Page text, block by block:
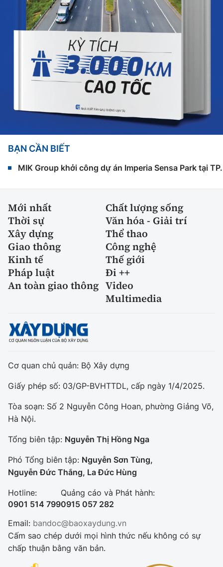
BẠN CẦN BIẾT
MIK Group khởi công dự án Imperia Sensa Park tại
Mới nhất
Chất lượng sống
Thời sự
Văn hóa - Giải trí
Xây dựng
Thể thao
Giao thông
Công nghệ
Kinh tế
Thế giới
Pháp luật
Đi ++
An toàn giao thông Video
Multimedia
Cơ quan chủ quản: Bộ Xây dựng
Giấy phép số: 03/GP-BVHTTDL, cấp ngày 1/4/2025.
Tòa soạn: Số 2 Nguyễn Công Hoan, phường Giảng Võ,
Hà Nội.
Tổng biên tập: Nguyễn Thị Hồng Nga
Phó Tổng biên tập: Nguyễn Sơn Tùng,
Nguyễn Đức Thắng, La Đức Hùng
Hotline:
0901 514 799
Quảng cáo và Phát hành:
0915 057 282
Email: bandoc@baoxaydung.vn
Cấm sao chép dưới mọi hình thức nếu không có sự
chấp thuận bằng văn bản.